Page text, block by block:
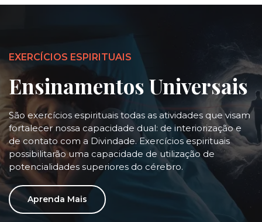
EXERCÍCIOS ESPIRITUAIS
Ensinamentos Universais
São exercícios espirituais todas as atividades que visam
fortalecer nossa capacidade dual: de interiorização e
de contato com a Divindade. Exercícios espirituais
possibilitarão uma capacidade de utilização de
potencialidades superiores do cérebro.
Aprenda Mais